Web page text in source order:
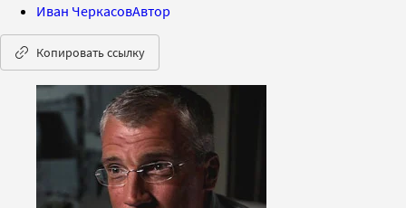
Иван ЧеркасовАвтор
Копировать ссылку